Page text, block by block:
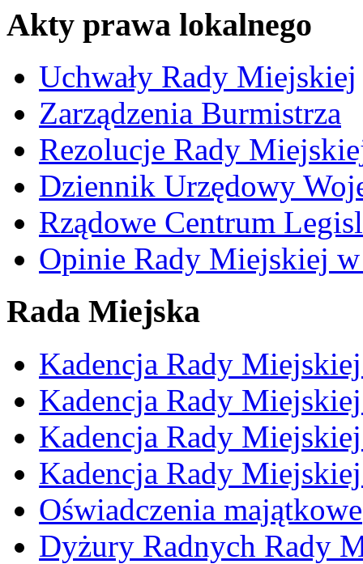
Akty prawa lokalnego
Uchwały Rady Miejskiej
Zarządzenia Burmistrza
Rezolucje Rady
Dziennik Urzędowy
Rządowe Centrum
Opinie Rady Miejskiej w
Rada Miejska
Kadencja Rady
Kadencja Rady
Kadencja Rady
Kadencja Rady
Oświadczenia majątkowe
Dyżury Radnych Rady